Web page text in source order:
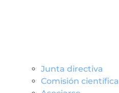
Junta directiva
Comisión científica